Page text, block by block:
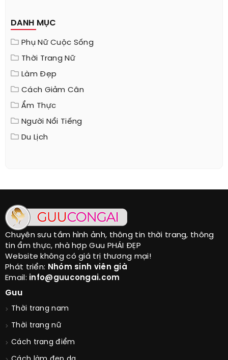
DANH MỤC
Phụ Nữ Cuộc Sống
Thời Trang Nữ
Làm Đẹp
Cách Giảm Cân
Ẩm Thực
Người Nổi Tiếng
Du Lịch
Chuyên sưu tầm hình ảnh, thông tin thời trang, thông
tin ẩm thực, nhà hợp Guu PHÁI ĐẸP
Website không có giá trị thương mại!
Phát triển: Nhóm sinh viên già
Email: info@guucongai.com
Guu
Thời trang nam
Thời trang nữ
Cách trang điểm